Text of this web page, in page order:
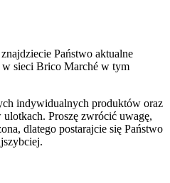
Państwo aktualne
sieci Brico Marché w tym
indywidualnych produktów oraz
Proszę zwrócić uwagę,
dlatego postarajcie się Państwo